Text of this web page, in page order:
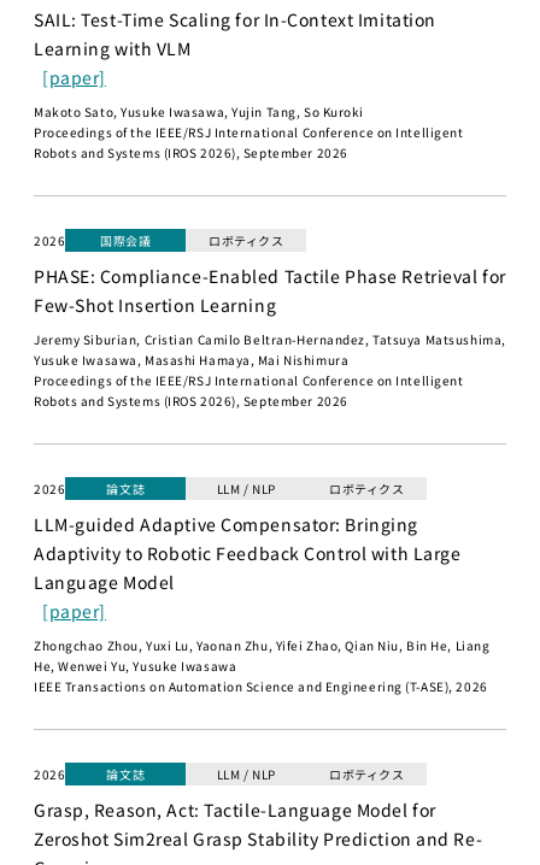
と機械学習
Deep
Learning基
深層学習
Deep
Learning 基
Deep
Learning応
用
世界モデ
ル
深層強化
深層生成
モデル
大規模言
語モデル
講座1
デル講座2
知能ロボティ
創造的も
のづくり
プロジェ
クト／創
学生一覧
採用・学生募集
研究員採用
求人一覧
SAIL: Test-Time Scaling for In-Context Imitation
Learning with VLM
[paper]
Makoto Sato, Yusuke Iwasawa, Yujin Tang, So Kuroki
Proceedings of the IEEE/RSJ International Conference on Intelligent
Robots and Systems (IROS 2026), September 2026
2026 国際会議 ロボティクス
PHASE: Compliance-Enabled Tactile Phase Retrieval for
Few-Shot Insertion Learning
Jeremy Siburian, Cristian Camilo Beltran-Hernandez, Tatsuya Matsushima,
Yusuke Iwasawa, Masashi Hamaya, Mai Nishimura
Proceedings of the IEEE/RSJ International Conference on Intelligent
Robots and Systems (IROS 2026), September 2026
2026 論文誌 LLM / NLP ロボティクス
LLM-guided Adaptive Compensator: Bringing
Adaptivity to Robotic Feedback Control with Large
Language Model
[paper]
Zhongchao Zhou, Yuxi Lu, Yaonan Zhu, Yifei Zhao, Qian Niu, Bin He, Liang
He, Wenwei Yu, Yusuke Iwasawa
IEEE Transactions on Automation Science and Engineering (T-ASE), 2026
2026 論文誌 LLM / NLP ロボティクス
Grasp, Reason, Act: Tactile-Language Model for
Zeroshot Sim2real Grasp Stability Prediction and Re-